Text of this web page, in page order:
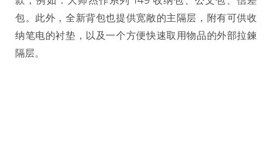
包。此外，全新背包也提供宽敞的主隔层，附有可供收
纳笔电的衬垫，以及一个方便快速取用物品的外部拉鍊
隔层。